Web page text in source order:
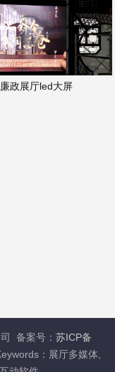
廉政展厅led大屏
备案号： 苏ICP备
：展厅多媒体,